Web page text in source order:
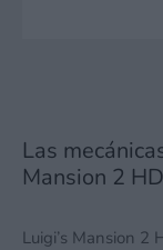
Las
Mansion 2 HD
Luigi’s Mansion 2